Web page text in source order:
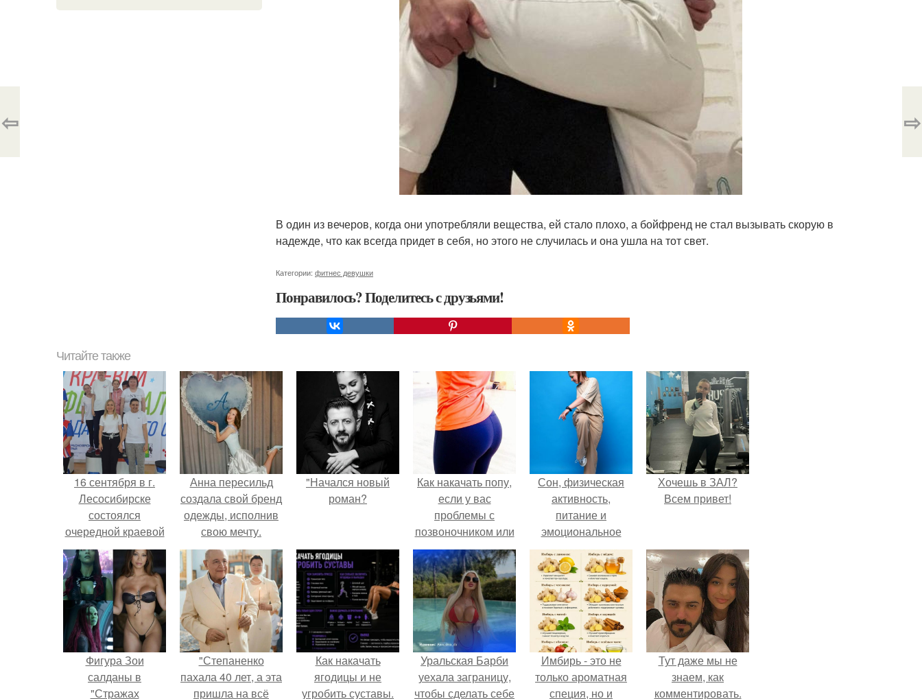
В один из вечеров, когда они употребляли вещества, ей стало плохо, а бойфренд не стал вызывать скорую в
надежде, что как всегда придет в себя, но этого не случилась и она ушла на тот свет.
Категории: фитнес девушки
Понравилось? Поделитесь с друзьями!
⇦ ⇨
Читайте также
16 сентября в г.
Лесосибирске
состоялся
очередной краевой
фестиваль
адаптивного
спорта.
Анна пересильд
создала свой бренд
одежды, исполнив
свою мечту.
"Начался новый
роман?
Как накачать попу,
если у вас
проблемы с
позвоночником или
тренировки попы
без осевой
нагрузки.
Сон, физическая
активность,
питание и
эмоциональное
состояние!
Хочешь в ЗАЛ?
Всем привет!
Фигура Зои
салданы в
"Стражах
"Степаненко
пахала 40 лет, а эта
пришла на всё
Как накачать
ягодицы и не
угробить суставы.
Уральская Барби
уехала заграницу,
чтобы сделать себе
Имбирь - это не
только ароматная
специя, но и
Тут даже мы не
знаем, как
комментировать.